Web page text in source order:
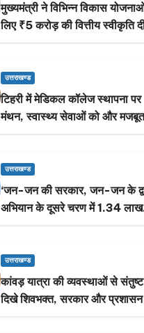
मुख्यमंत्री ने विभिन्न विकास
लिए ₹5 करोड़ की वित्तीय स्वीकृति
उत्तराखण्ड
टिहरी में मेडिकल कॉलेज स्थापना पर
मंथन, स्वास्थ्य सेवाओं को और मजबूत
करेगी सरकार: मुख्यमंत्री धामी…
उत्तराखण्ड
‘जन-जन की सरकार, जन-जन के
अभियान के दूसरे चरण में 1.34 लाख
लोगों की भागीदारी…
उत्तराखण्ड
कांवड़ यात्रा की व्यवस्थाओं से संतुष्ट
दिखे शिवभक्त, सरकार और प्रशासन
सराहना…